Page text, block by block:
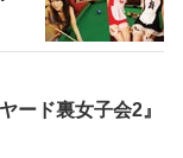
ード裏女子会2』